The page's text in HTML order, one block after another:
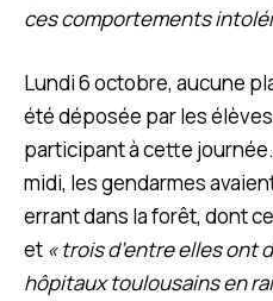
ces comportements
Lundi 6 octobre, aucune
été déposée par les
participant à cette
midi, les gendarmes
errant dans la forêt, dont
et « trois d’entre elles ont
hôpitaux toulousains en